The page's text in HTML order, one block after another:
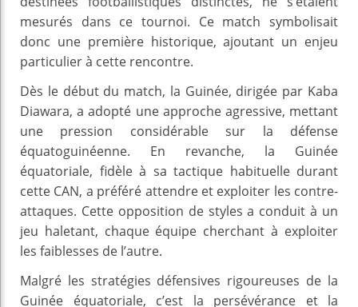
mesurés dans ce tournoi. Ce match symbolisait
donc une première historique, ajoutant un enjeu
particulier à cette rencontre.
Dès le début du match, la Guinée, dirigée par Kaba
Diawara, a adopté une approche agressive, mettant
une pression considérable sur la défense
équatoguinéenne. En revanche, la Guinée
équatoriale, fidèle à sa tactique habituelle durant
cette CAN, a préféré attendre et exploiter les contre-
attaques. Cette opposition de styles a conduit à un
jeu haletant, chaque équipe cherchant à exploiter
les faiblesses de l’autre.
Malgré les stratégies défensives rigoureuses de la
Guinée équatoriale, c’est la persévérance et la